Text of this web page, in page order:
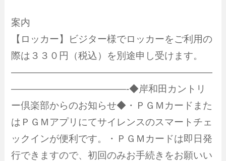
案内
【ロッカー】ビジター様でロッカーをご利用の
際は３３０円（税込）を別途申し受けます。
—————————————————————
————————————-◆岸和田カントリ
ー倶楽部からのお知らせ◆・ＰＧＭカードまた
はＰＧＭアプリにてサイレンスのスマートチェ
ックインが便利です。・ＰＧＭカードは即日発
行できますので、初回のみお手続きをお願いい